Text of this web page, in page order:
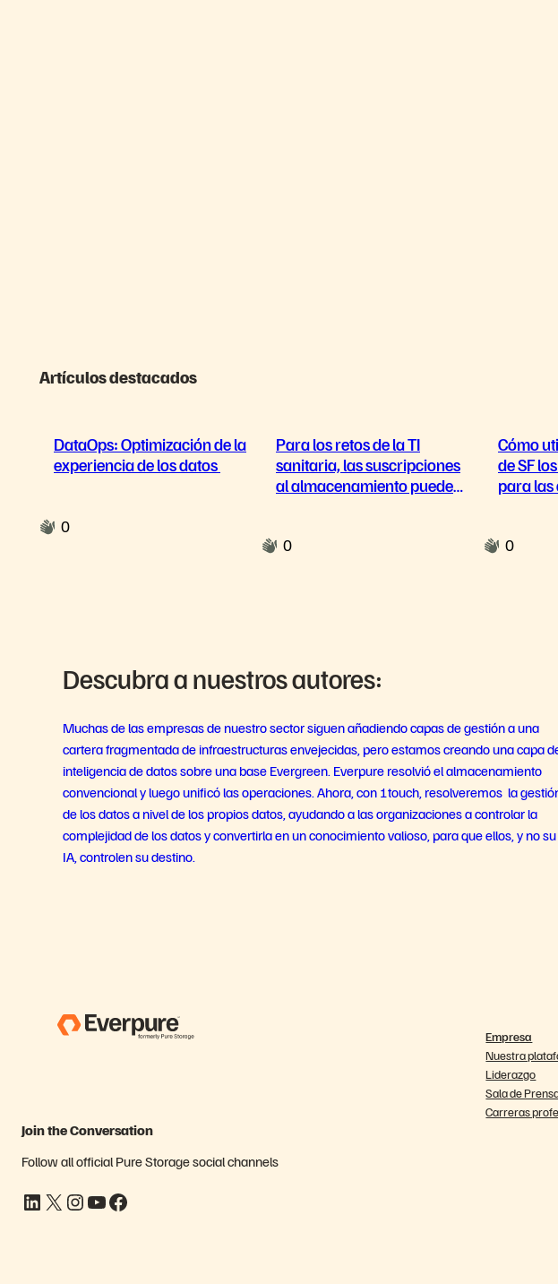
Artículos destacados
DataOps: Optimización de la
experiencia de los datos
0
Para los retos de la TI
sanitaria, las suscripciones
al almacenamiento pueden
0
Cómo
de SF
para las
0
Descubra a nuestros autores:
Muchas de las empresas de nuestro sector siguen añadiendo capas de gestión a una
cartera fragmentada de infraestructuras envejecidas, pero estamos creando una capa
inteligencia de datos sobre una base Evergreen. Everpure resolvió el almacenamiento
convencional y luego unificó las operaciones. Ahora, con 1touch, resolveremos la
de los datos a nivel de los propios datos, ayudando a las organizaciones a controlar la
complejidad de los datos y convertirla en un conocimiento valioso, para que ellos, y no su
IA, controlen su destino.
Join the Conversation
Follow all official Pure Storage social channels
LinkedIn X Instagram YouTube Facebook
Empresa
Nuestra
Liderazgo
Sala de
Carreras